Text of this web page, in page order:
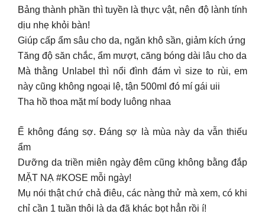
Bảng thành phần thì tuyền là thực vật, nên độ lành tính
dịu nhẹ khỏi bàn!
Giúp cấp ẩm sâu cho da, ngăn khô sần, giảm kích ứng
Tăng độ săn chắc, ẩm mượt, căng bóng dài lâu cho da
Mà thằng Unlabel thì nổi đình đám vì size to rùi, em
này cũng không ngoại lệ, tận 500ml đó mí gái uii
Tha hồ thoa mặt mí body luông nhaa
Ế không đáng sợ. Đáng sợ là mùa này da vẫn thiếu
ẩm
Dưỡng da triền miên ngày đêm cũng không bằng đắp
MẶT NẠ #KOSE mỗi ngày!
Mụ nói thật chứ chả điêu, các nàng thử mà xem, có khi
chỉ cần 1 tuần thôi là da đã khác bọt hẳn rồi í!